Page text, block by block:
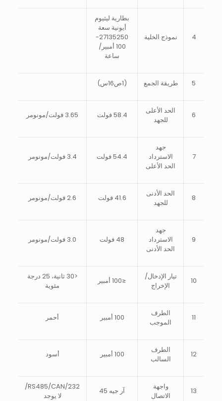
4 نموذج الخلية
بطارية ليثيوم
أيونية سعة
27135250-
100 أمبير/
ساعة
5 طريقة الجمع (1ص16س)
6
الحد الأعلى
للجهد
58.4 فولت 3.65 فولت/مونومر
7
جهد
الاسترداد
الحد الأعلى
54.4 فولت 3.4 فولت/مونومر
8
الحد الأدنى
للجهد
41.6 فولت 2.6 فولت/مونومر
9
جهد
الاسترداد
الحد الأدنى
48 فولت 3.0 فولت/مونومر
10
تيار الإدخال/
الإخراج
≤100 أمبير
<30 ثانية، 25 درجة
مئوية
11
الطرف
الموجب
100 أمبير أحمر
12
الطرف
السالب
100 أمبير أسود
13
واجهة
الاتصال
آر جيه 45
RS485/CAN/232/
لا يوجد